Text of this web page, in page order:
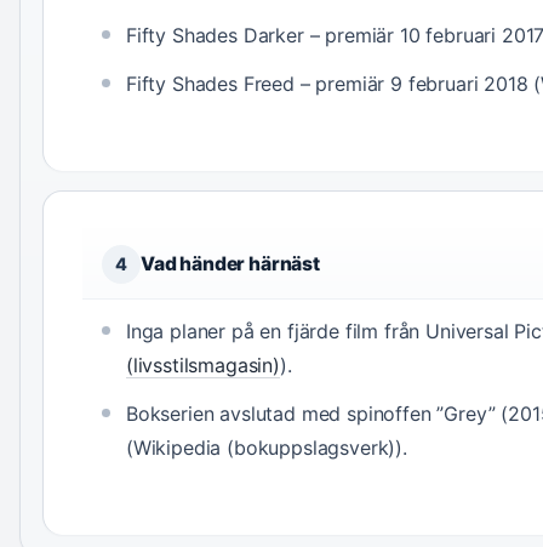
Fifty Shades Darker – premiär 10 februari
Fifty Shades Freed – premiär 9 februari 2018
4 Vad händer härnäst
Inga planer på en fjärde film från Universal
(livsstilsmagasin)).
Bokserien avslutad med spinoffen ”Grey”
(Wikipedia (bokuppslagsverk)).